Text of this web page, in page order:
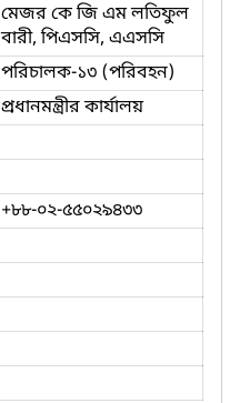
মেজর কে জি এম লতিফুল
বারী, পিএসসি, এএসসি
পরিচালক-১৩ (পরিবহন)
প্রধানমন্ত্রীর কার্যালয়
+৮৮-০২-৫৫০২৯৪৩৩